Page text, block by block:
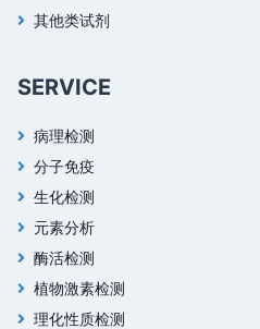
其他类试剂
SERVICE
病理检测
分子免疫
生化检测
元素分析
酶活检测
植物激素检测
理化性质检测